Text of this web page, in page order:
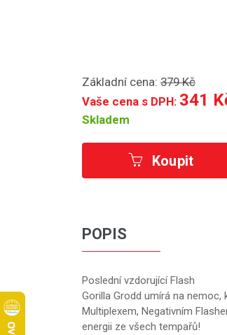
Základní cena: 379 Kč
Vaše cena s DPH: 341
Skladem
Koupit
POPIS
Poslední vzdorující Flash
Gorilla Grodd umírá na
Multiplexem, Negativním
energii ze všech tempařů!